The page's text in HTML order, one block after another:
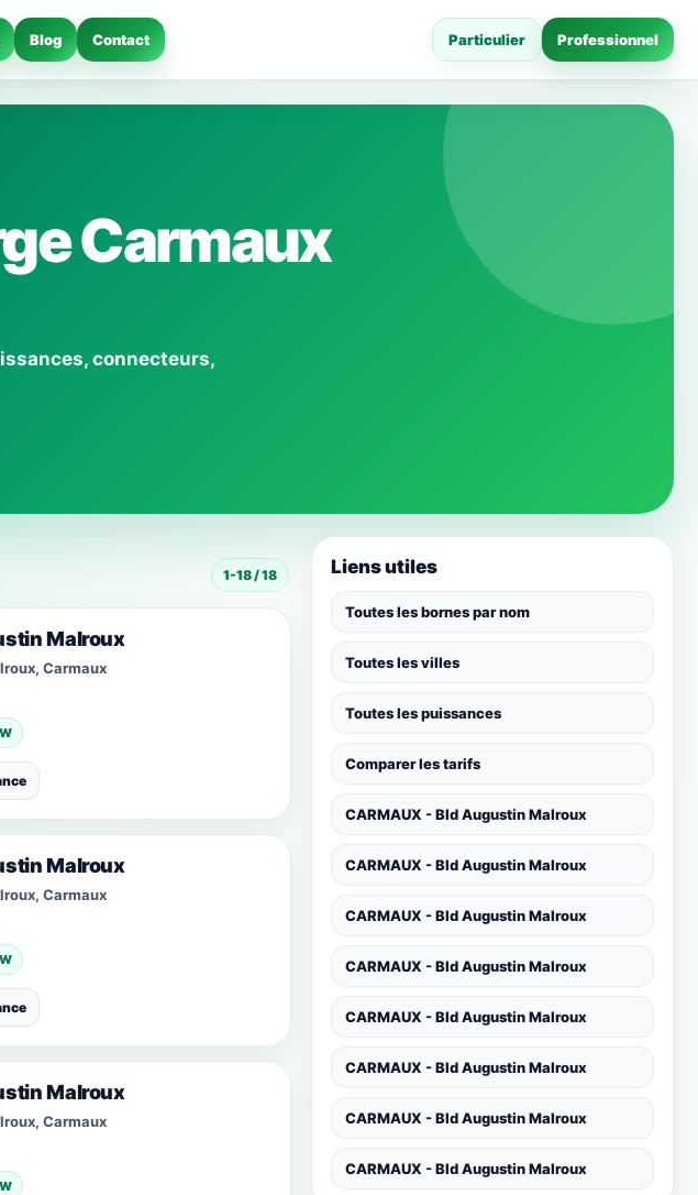
Blog Contact Particulier Professionnel
Carmaux
connecteurs,
1-18 / 18
Malroux
Carmaux
Malroux
Carmaux
Malroux
Carmaux
Liens utiles
Toutes les bornes par nom
Toutes les villes
Toutes les puissances
Comparer les tarifs
CARMAUX - Bld Augustin Malroux
CARMAUX - Bld Augustin Malroux
CARMAUX - Bld Augustin Malroux
CARMAUX - Bld Augustin Malroux
CARMAUX - Bld Augustin Malroux
CARMAUX - Bld Augustin Malroux
CARMAUX - Bld Augustin Malroux
CARMAUX - Bld Augustin Malroux